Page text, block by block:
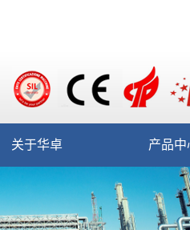
关于华卓 产品中